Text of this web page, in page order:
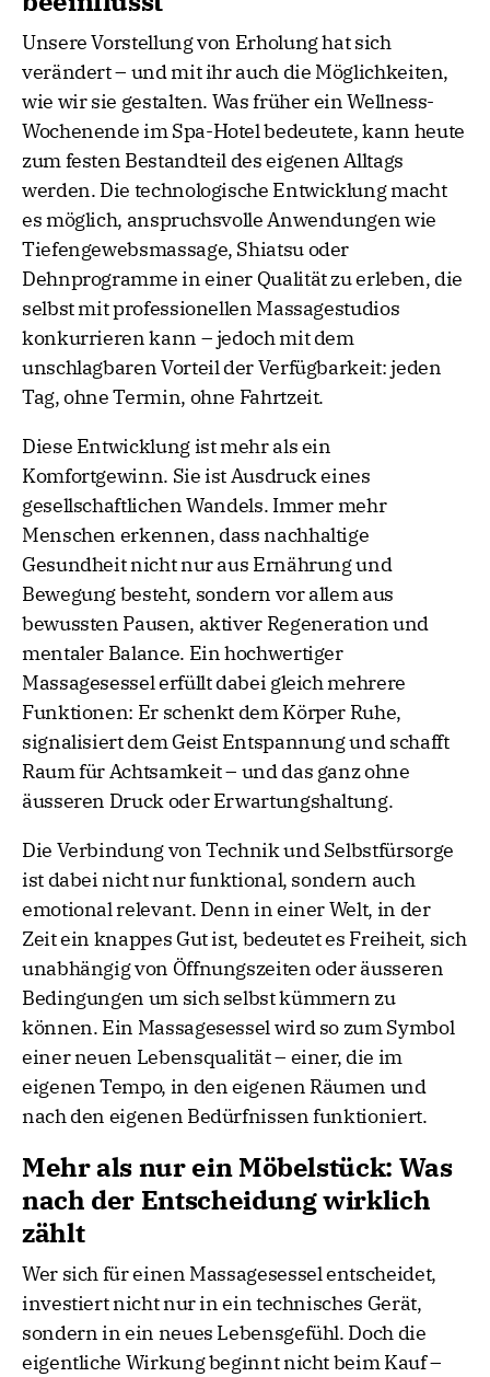
Unsere Vorstellung von Erholung hat sich
verändert – und mit ihr auch die Möglichkeiten,
wie wir sie gestalten. Was früher ein Wellness-
Wochenende im Spa-Hotel bedeutete, kann heute
zum festen Bestandteil des eigenen Alltags
werden. Die technologische Entwicklung macht
es möglich, anspruchsvolle Anwendungen wie
Tiefengewebsmassage, Shiatsu oder
Dehnprogramme in einer Qualität zu erleben, die
selbst mit professionellen Massagestudios
konkurrieren kann – jedoch mit dem
unschlagbaren Vorteil der Verfügbarkeit: jeden
Tag, ohne Termin, ohne Fahrtzeit.
Diese Entwicklung ist mehr als ein
Komfortgewinn. Sie ist Ausdruck eines
gesellschaftlichen Wandels. Immer mehr
Menschen erkennen, dass nachhaltige
Gesundheit nicht nur aus Ernährung und
Bewegung besteht, sondern vor allem aus
bewussten Pausen, aktiver Regeneration und
mentaler Balance. Ein hochwertiger
Massagesessel erfüllt dabei gleich mehrere
Funktionen: Er schenkt dem Körper Ruhe,
signalisiert dem Geist Entspannung und schafft
Raum für Achtsamkeit – und das ganz ohne
äusseren Druck oder Erwartungshaltung.
Die Verbindung von Technik und Selbstfürsorge
ist dabei nicht nur funktional, sondern auch
emotional relevant. Denn in einer Welt, in der
Zeit ein knappes Gut ist, bedeutet es Freiheit, sich
unabhängig von Öffnungszeiten oder äusseren
Bedingungen um sich selbst kümmern zu
können. Ein Massagesessel wird so zum Symbol
einer neuen Lebensqualität – einer, die im
eigenen Tempo, in den eigenen Räumen und
nach den eigenen Bedürfnissen funktioniert.
Mehr als nur ein Möbelstück: Was
nach der Entscheidung wirklich
zählt
Wer sich für einen Massagesessel entscheidet,
investiert nicht nur in ein technisches Gerät,
sondern in ein neues Lebensgefühl. Doch die
eigentliche Wirkung beginnt nicht beim Kauf –